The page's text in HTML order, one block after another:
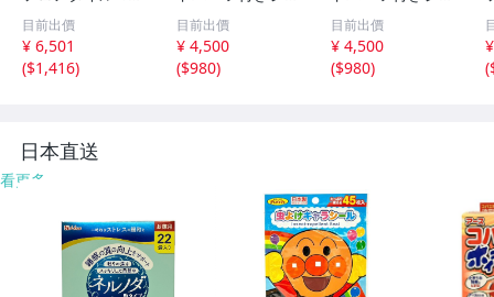
枚セット 1.5畳/
木目調 フローリ
ング DIY 賃貸OK/
防炎 防水 抗菌 床
目前出價
¥ 6,501
($1,416)
イントマット 16
枚セット 大判60c
m 安心の低ホル
ムアルデヒド 防
目前出價
¥ 4,500
($980)
イントマット 16
枚セット 大判60c
m 安心の低ホル
ムアルデヒド 防
目前出價
¥ 4,500
($980)
(
日本直送
看更多